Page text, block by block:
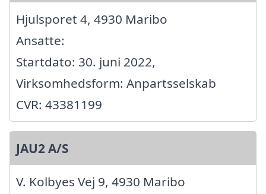
Hjulsporet 4, 4930 Maribo
Ansatte:
Startdato: 30. juni 2022,
Virksomhedsform: Anpartsselskab
CVR: 43381199
JAU2 A/S
V. Kolbyes Vej 9, 4930 Maribo